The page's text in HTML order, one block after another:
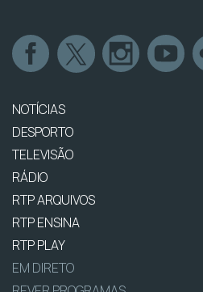
NOTÍCIAS
DESPORTO
TELEVISÃO
RÁDIO
RTP ARQUIVOS
RTP ENSINA
RTP PLAY
EM DIRETO